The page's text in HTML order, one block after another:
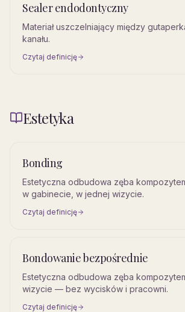
Sealer endodontyczny
Materiał uszczelniający między
kanału.
Czytaj definicję
Estetyka
Bonding
Estetyczna odbudowa zęba
w gabinecie, w jednej wizycie.
Czytaj definicję
Bondowanie bezpośrednie
Estetyczna odbudowa zęba
wizycie — bez wycisków i pracowni.
Czytaj definicję